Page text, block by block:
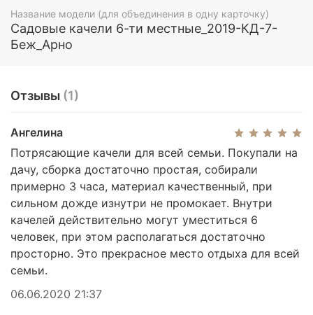
Основа Сиденья
сиденья и спинки используюется сварная
армированная решетка. Такая конструкция
Допустимая нагрузка на каждые качели 350 кг, в
сумме они дают 700 кг.
Название модели (для объединения в одну карточку)
Садовые качели 6-ти местные_2019-КД-7-
Беж_Арно
Отзывы (1)
Ангелина
Потрясающие качели для всей семьи. Покупали на
дачу, сборка достаточно простая, собирали
примерно 3 часа, материал качественный, при
сильном дожде изнутри не промокает. Внутри
качелей действительно могут уместиться 6
человек, при этом располагаться достаточно
просторно. Это прекрасное место отдыха для всей
семьи.
06.06.2020 21:37